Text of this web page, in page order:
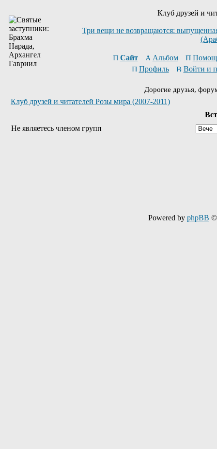
Клуб друзей и
Три вещи не возвращаются:
Сайт Альбом
Профиль
Войти и
Дорогие друзья,
Клуб друзей и читателей Розы мира (2007-2011)
Не являетесь членом групп
Powered by phpBB ©